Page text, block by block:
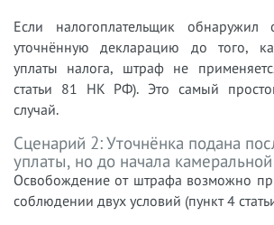
Если налогоплательщик
уточнённую декларацию до того,
уплаты налога, штраф не
статьи 81 НК РФ). Это самый
случай.
Сценарий 2: Уточнёнка подана
уплаты, но до начала
Освобождение от штрафа возможно
соблюдении двух условий (пункт 4